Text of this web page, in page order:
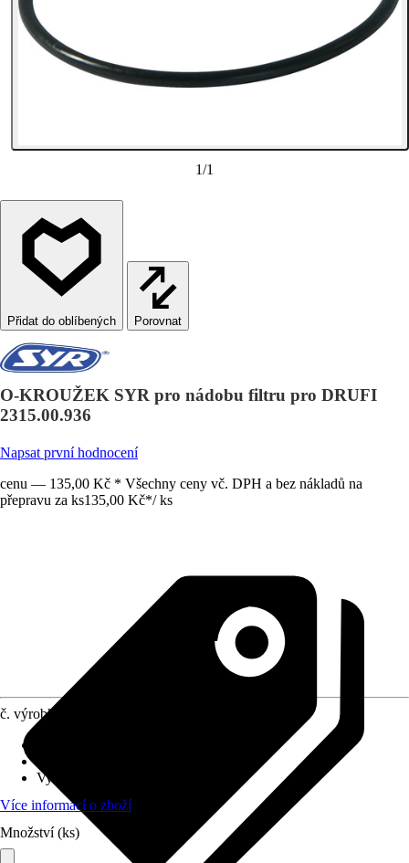
1/1
Porovnat
O-KROUŽEK SYR pro nádobu filtru pro DRUFI
2315.00.936
Napsat první hodnocení
cenu — 135,00 Kč * Všechny ceny vč. DPH a bez nákladů na
přepravu za ks135,00 Kč*/ ks
č. výrobku
Využití
Více informací o zboží
Množství (ks)